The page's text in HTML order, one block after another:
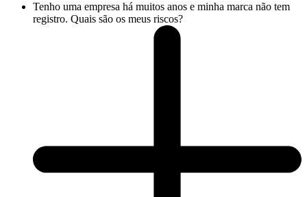
Tenho uma empresa há muitos anos e minha marca não tem
registro. Quais são os meus riscos?